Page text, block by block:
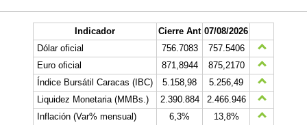
Indicador Cierre Ant 07/08/2026
Dólar oficial
756.7083
757.5406
Euro oficial
871,8944
875,2170
Índice Bursátil Caracas (IBC)
5.158,98
5.256,49
Liquidez Monetaria (MMBs.)
2.390.884
2.466.946
Inflación (Var% mensual)
6,3%
13,8%